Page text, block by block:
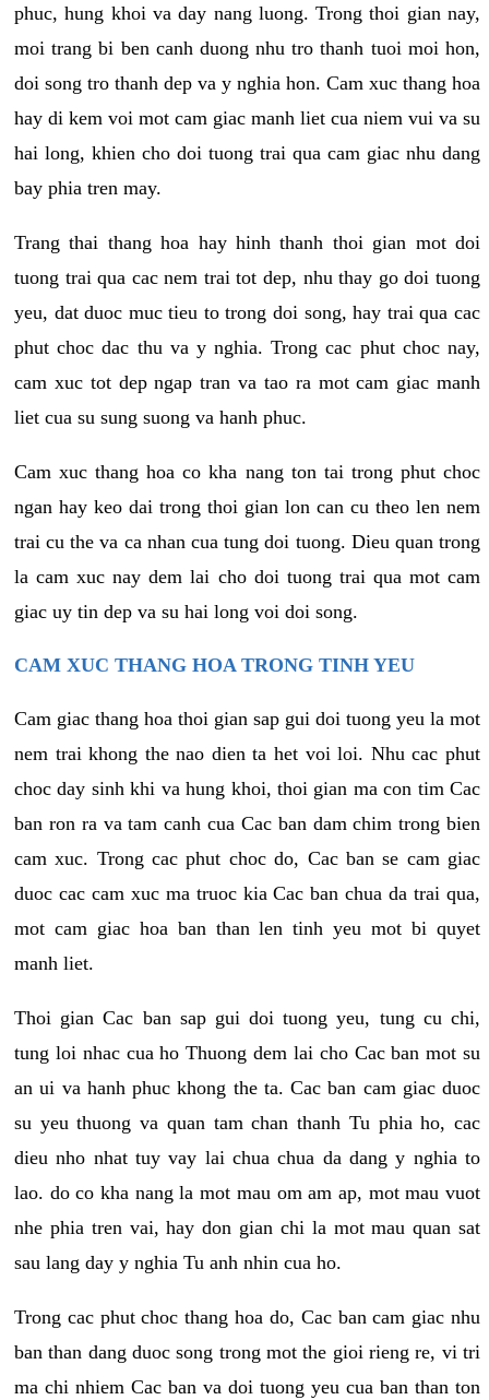
phuc, hung khoi va day nang luong. Trong thoi gian nay,
moi trang bi ben canh duong nhu tro thanh tuoi moi hon,
doi song tro thanh dep va y nghia hon. Cam xuc thang hoa
hay di kem voi mot cam giac manh liet cua niem vui va su
hai long, khien cho doi tuong trai qua cam giac nhu dang
bay phia tren may.
Trang thai thang hoa hay hinh thanh thoi gian mot doi
tuong trai qua cac nem trai tot dep, nhu thay go doi tuong
yeu, dat duoc muc tieu to trong doi song, hay trai qua cac
phut choc dac thu va y nghia. Trong cac phut choc nay,
cam xuc tot dep ngap tran va tao ra mot cam giac manh
liet cua su sung suong va hanh phuc.
Cam xuc thang hoa co kha nang ton tai trong phut choc
ngan hay keo dai trong thoi gian lon can cu theo len nem
trai cu the va ca nhan cua tung doi tuong. Dieu quan trong
la cam xuc nay dem lai cho doi tuong trai qua mot cam
giac uy tin dep va su hai long voi doi song.
CAM XUC THANG HOA TRONG TINH YEU
Cam giac thang hoa thoi gian sap gui doi tuong yeu la mot
nem trai khong the nao dien ta het voi loi. Nhu cac phut
choc day sinh khi va hung khoi, thoi gian ma con tim Cac
ban ron ra va tam canh cua Cac ban dam chim trong bien
cam xuc. Trong cac phut choc do, Cac ban se cam giac
duoc cac cam xuc ma truoc kia Cac ban chua da trai qua,
mot cam giac hoa ban than len tinh yeu mot bi quyet
manh liet.
Thoi gian Cac ban sap gui doi tuong yeu, tung cu chi,
tung loi nhac cua ho Thuong dem lai cho Cac ban mot su
an ui va hanh phuc khong the ta. Cac ban cam giac duoc
su yeu thuong va quan tam chan thanh Tu phia ho, cac
dieu nho nhat tuy vay lai chua chua da dang y nghia to
lao. do co kha nang la mot mau om am ap, mot mau vuot
nhe phia tren vai, hay don gian chi la mot mau quan sat
sau lang day y nghia Tu anh nhin cua ho.
Trong cac phut choc thang hoa do, Cac ban cam giac nhu
ban than dang duoc song trong mot the gioi rieng re, vi tri
ma chi nhiem Cac ban va doi tuong yeu cua ban than ton